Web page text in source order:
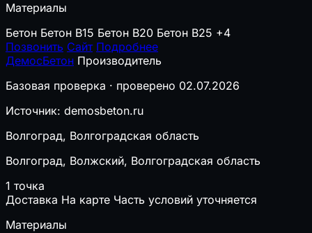
Материалы
Бетон Бетон B15 Бетон B20 Бетон B25 +4
Позвонить Сайт Подробнее
ДемосБетон Производитель
Базовая проверка · проверено 02.07.2026
Источник: demosbeton.ru
Волгоград, Волгоградская область
Волгоград, Волжский, Волгоградская область
1 точка
Доставка На карте Часть условий уточняется
Материалы